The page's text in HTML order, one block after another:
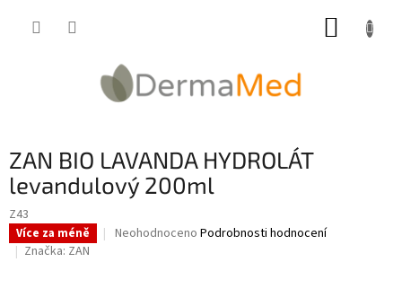
ZAN BIO LAVANDA HYDROLÁT
levandulový 200ml
Z43
Více za méně
Průměrné
Neohodnoceno Podrobnosti hodnocení
Značka: ZAN